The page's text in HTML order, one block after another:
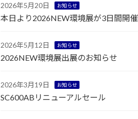
2026年5月20日 お知らせ
本日より2026NEW環境展が3日間開催
2026年5月12日 お知らせ
2026NEW環境展出展のお知らせ
2026年3月19日 お知らせ
SC600ABリニューアルセール